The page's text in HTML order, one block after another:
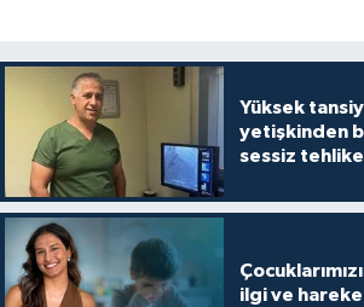
Yüksek
yetişkinden
sessiz tehlike
ilgi ve